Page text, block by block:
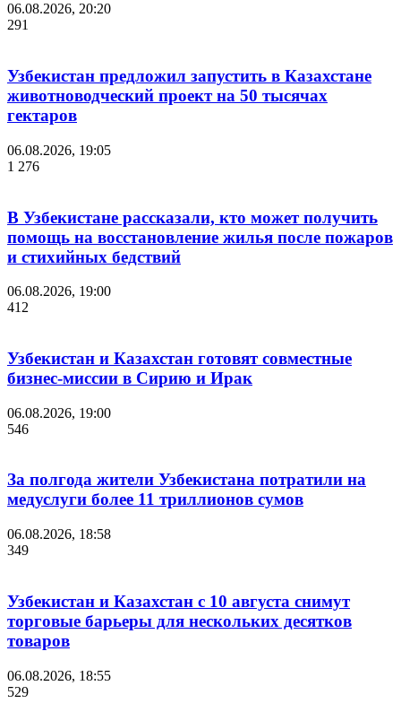
06.08.2026, 20:20
291
Узбекистан предложил запустить в Казахстане
животноводческий проект на 50 тысячах
гектаров
06.08.2026, 19:05
1 276
В Узбекистане рассказали, кто может получить
помощь на восстановление жилья после пожаров
и стихийных бедствий
06.08.2026, 19:00
412
Узбекистан и Казахстан готовят совместные
бизнес-миссии в Сирию и Ирак
06.08.2026, 19:00
546
За полгода жители Узбекистана потратили на
медуслуги более 11 триллионов сумов
06.08.2026, 18:58
349
Узбекистан и Казахстан с 10 августа снимут
торговые барьеры для нескольких десятков
товаров
06.08.2026, 18:55
529